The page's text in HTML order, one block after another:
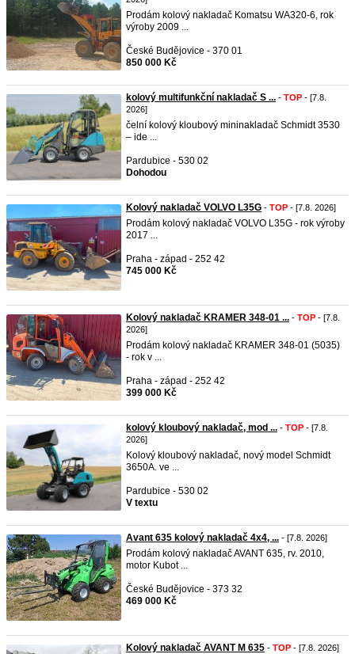
Prodám kolový nakladač Komatsu WA320-6, rok
výroby 2009 ...
České Budějovice - 370 01
850 000 Kč
kolový multifunkční nakladač S ... - TOP - [7.8.
2026]
čelní kolový kloubový mininakladač Schmidt 3530
– ide ...
Pardubice - 530 02
Dohodou
Kolový nakladač VOLVO L35G - TOP - [7.8. 2026]
Prodám kolový nakladač VOLVO L35G - rok výroby
2017 ...
Praha - západ - 252 42
745 000 Kč
Kolový nakladač KRAMER 348-01 ... - TOP - [7.8.
2026]
Prodám kolový nakladač KRAMER 348-01 (5035)
- rok v ...
Praha - západ - 252 42
399 000 Kč
kolový kloubový nakladač, mod ... - TOP - [7.8.
2026]
Kolový kloubový nakladač, nový model Schmidt
3650A. ve ...
Pardubice - 530 02
V textu
Avant 635 kolový nakladač 4x4, ... - [7.8. 2026]
Prodám kolový nakladač AVANT 635, rv. 2010,
motor Kubot ...
České Budějovice - 373 32
469 000 Kč
Kolový nakladač AVANT M 635 - TOP - [7.8. 2026]